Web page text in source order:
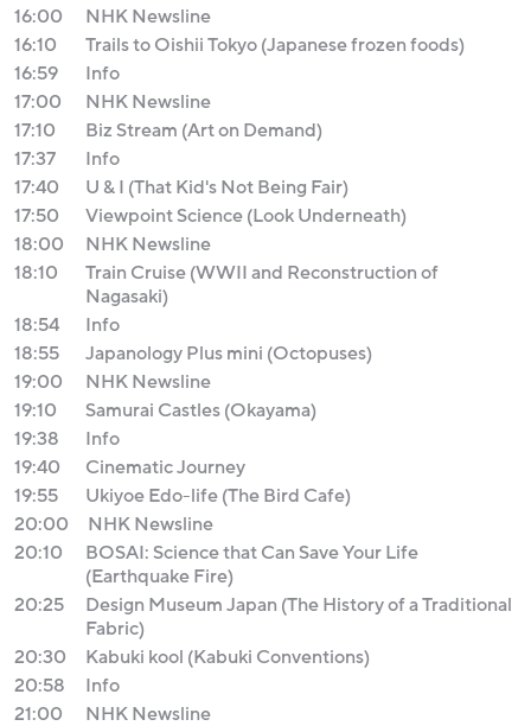
16:00
NHK Newsline
16:10
Trails to Oishii Tokyo (Japanese frozen foods)
16:59
Info
17:00
NHK Newsline
17:10
Biz Stream (Art on Demand)
17:37
Info
17:40
U & I (That Kid's Not Being Fair)
17:50
Viewpoint Science (Look Underneath)
18:00
NHK Newsline
18:10
Train Cruise (WWII and Reconstruction of
Nagasaki)
18:54
Info
18:55
Japanology Plus mini (Octopuses)
19:00
NHK Newsline
19:10
Samurai Castles (Okayama)
19:38
Info
19:40
Cinematic Journey
19:55
Ukiyoe Edo-life (The Bird Cafe)
20:00
NHK Newsline
20:10
BOSAI: Science that Can Save Your Life
(Earthquake Fire)
20:25
Design Museum Japan (The History of a Traditional
Fabric)
20:30
Kabuki kool (Kabuki Conventions)
20:58
Info
21:00
NHK Newsline